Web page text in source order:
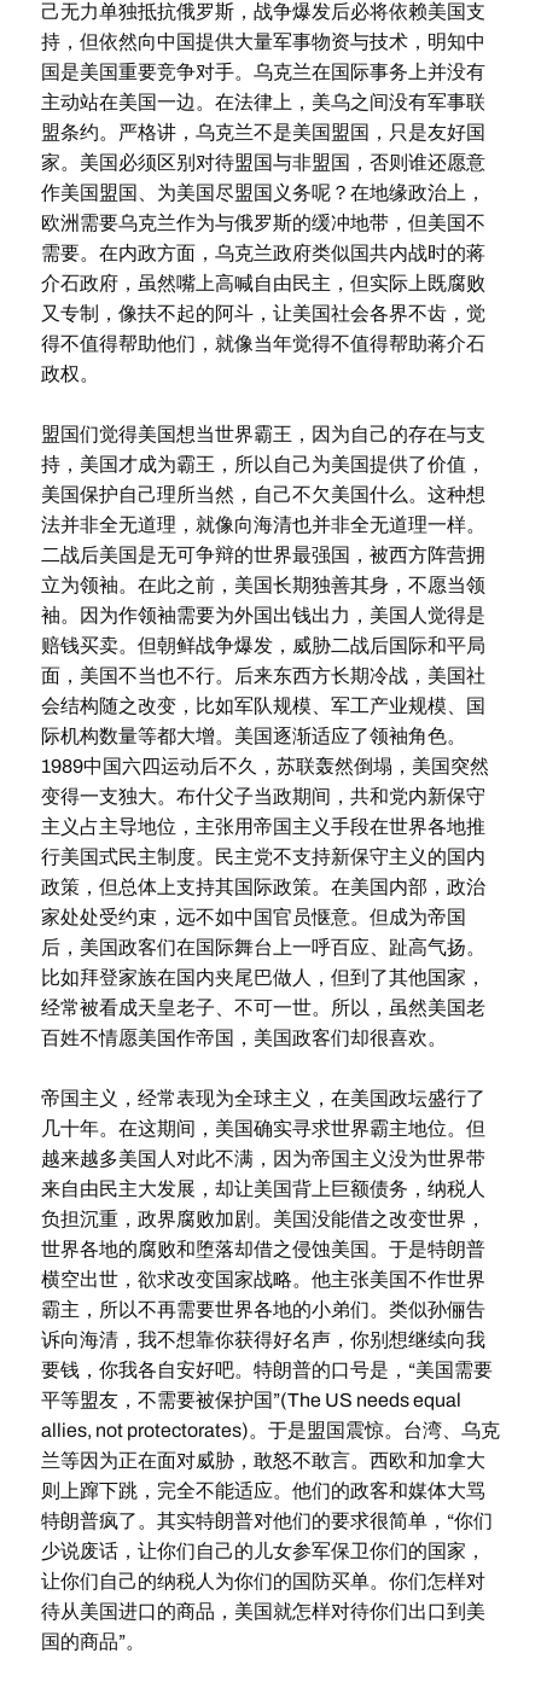
己无力单独抵抗俄罗斯，战争爆发后必将依赖美国支
持，但依然向中国提供大量军事物资与技术，明知中
国是美国重要竞争对手。乌克兰在国际事务上并没有
主动站在美国一边。在法律上，美乌之间没有军事联
盟条约。严格讲，乌克兰不是美国盟国，只是友好国
家。美国必须区别对待盟国与非盟国，否则谁还愿意
作美国盟国、为美国尽盟国义务呢？在地缘政治上，
欧洲需要乌克兰作为与俄罗斯的缓冲地带，但美国不
需要。在内政方面，乌克兰政府类似国共内战时的蒋
介石政府，虽然嘴上高喊自由民主，但实际上既腐败
又专制，像扶不起的阿斗，让美国社会各界不齿，觉
得不值得帮助他们，就像当年觉得不值得帮助蒋介石
政权。
盟国们觉得美国想当世界霸王，因为自己的存在与支
持，美国才成为霸王，所以自己为美国提供了价值，
美国保护自己理所当然，自己不欠美国什么。这种想
法并非全无道理，就像向海清也并非全无道理一样。
二战后美国是无可争辩的世界最强国，被西方阵营拥
立为领袖。在此之前，美国长期独善其身，不愿当领
袖。因为作领袖需要为外国出钱出力，美国人觉得是
赔钱买卖。但朝鲜战争爆发，威胁二战后国际和平局
面，美国不当也不行。后来东西方长期冷战，美国社
会结构随之改变，比如军队规模、军工产业规模、国
际机构数量等都大增。美国逐渐适应了领袖角色。
1989中国六四运动后不久，苏联轰然倒塌，美国突然
变得一支独大。布什父子当政期间，共和党内新保守
主义占主导地位，主张用帝国主义手段在世界各地推
行美国式民主制度。民主党不支持新保守主义的国内
政策，但总体上支持其国际政策。在美国内部，政治
家处处受约束，远不如中国官员惬意。但成为帝国
后，美国政客们在国际舞台上一呼百应、趾高气扬。
比如拜登家族在国内夹尾巴做人，但到了其他国家，
经常被看成天皇老子、不可一世。所以，虽然美国老
百姓不情愿美国作帝国，美国政客们却很喜欢。
帝国主义，经常表现为全球主义，在美国政坛盛行了
几十年。在这期间，美国确实寻求世界霸主地位。但
越来越多美国人对此不满，因为帝国主义没为世界带
来自由民主大发展，却让美国背上巨额债务，纳税人
负担沉重，政界腐败加剧。美国没能借之改变世界，
世界各地的腐败和堕落却借之侵蚀美国。于是特朗普
横空出世，欲求改变国家战略。他主张美国不作世界
霸主，所以不再需要世界各地的小弟们。类似孙俪告
诉向海清，我不想靠你获得好名声，你别想继续向我
要钱，你我各自安好吧。特朗普的口号是，“美国需要
平等盟友，不需要被保护国”(The US needs equal
allies, not protectorates)。于是盟国震惊。台湾、乌克
兰等因为正在面对威胁，敢怒不敢言。西欧和加拿大
则上蹿下跳，完全不能适应。他们的政客和媒体大骂
特朗普疯了。其实特朗普对他们的要求很简单，“你们
少说废话，让你们自己的儿女参军保卫你们的国家，
让你们自己的纳税人为你们的国防买单。你们怎样对
待从美国进口的商品，美国就怎样对待你们出口到美
国的商品”。